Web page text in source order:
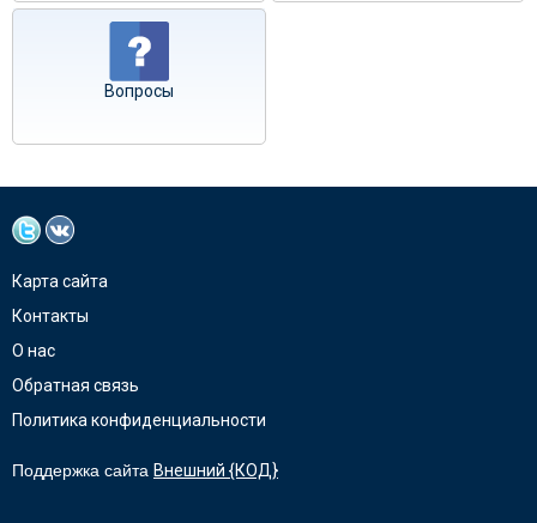
Вопросы
Карта сайта
Контакты
О нас
Обратная связь
Политика конфиденциальности
Поддержка сайта Внешний {КОД}